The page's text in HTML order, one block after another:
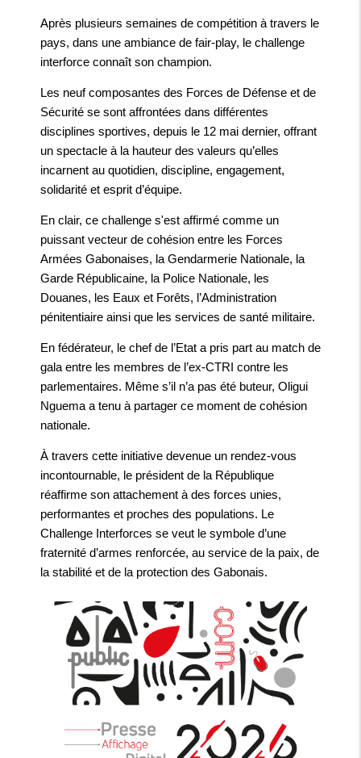
Après plusieurs semaines de compétition à travers le
pays, dans une ambiance de fair-play, le challenge
interforce connaît son champion.
Les neuf composantes des Forces de Défense et de
Sécurité se sont affrontées dans différentes
disciplines sportives, depuis le 12 mai dernier, offrant
un spectacle à la hauteur des valeurs qu’elles
incarnent au quotidien, discipline, engagement,
solidarité et esprit d’équipe.
En clair, ce challenge s'est affirmé comme un
puissant vecteur de cohésion entre les Forces
Armées Gabonaises, la Gendarmerie Nationale, la
Garde Républicaine, la Police Nationale, les
Douanes, les Eaux et Forêts, l’Administration
pénitentiaire ainsi que les services de santé militaire.
En fédérateur, le chef de l’Etat a pris part au match de
gala entre les membres de l’ex-CTRI contre les
parlementaires. Même s’il n’a pas été buteur, Oligui
Nguema a tenu à partager ce moment de cohésion
nationale.
À travers cette initiative devenue un rendez-vous
incontournable, le président de la République
réaffirme son attachement à des forces unies,
performantes et proches des populations. Le
Challenge Interforces se veut le symbole d’une
fraternité d’armes renforcée, au service de la paix, de
la stabilité et de la protection des Gabonais.